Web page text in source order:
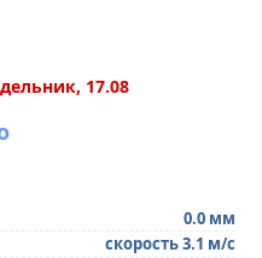
17.08
0.0 мм
скорость 3.1 м/с